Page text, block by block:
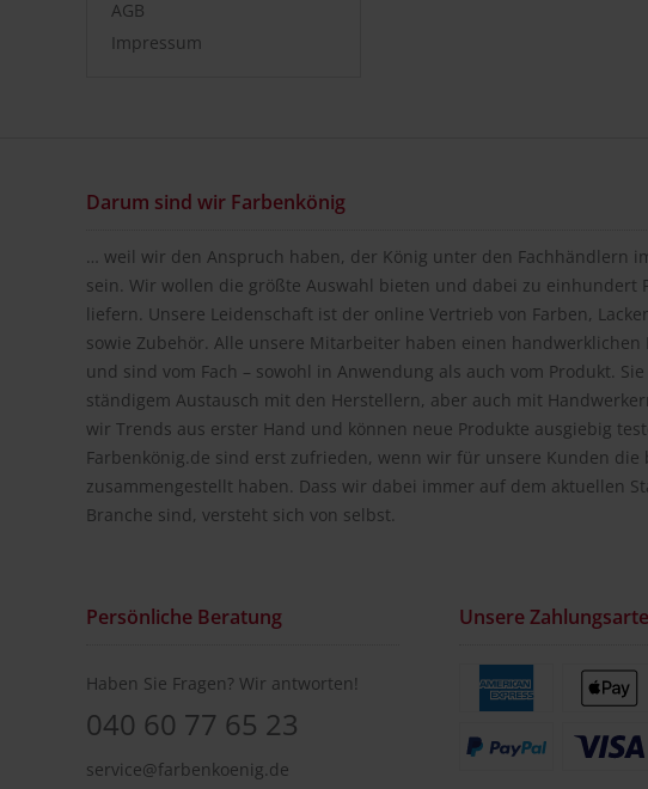
AGB
Impressum
Darum sind wir Farbenkönig
… weil wir den Anspruch haben, der König unter den Fachhändlern
sein. Wir wollen die größte Auswahl bieten und dabei zu einhundert
liefern. Unsere Leidenschaft ist der online Vertrieb von Farben,
sowie Zubehör. Alle unsere Mitarbeiter haben einen handwerklichen
und sind vom Fach – sowohl in Anwendung als auch vom Produkt.
ständigem Austausch mit den Herstellern, aber auch mit
wir Trends aus erster Hand und können neue Produkte ausgiebig
Farbenkönig.de sind erst zufrieden, wenn wir für unsere Kunden die
zusammengestellt haben. Dass wir dabei immer auf dem aktuellen
Branche sind, versteht sich von selbst.
Persönliche Beratung
Haben Sie Fragen? Wir antworten!
040 60 77 65 23
service@farbenkoenig.de
Unsere